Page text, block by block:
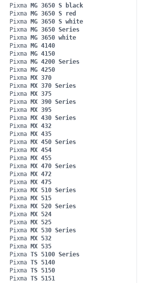
Pixma MG 3650 S black
Pixma MG 3650 S red
Pixma MG 3650 S white
Pixma MG 3650 Series
Pixma MG 3650 white
Pixma MG 4140
Pixma MG 4150
Pixma MG 4200 Series
Pixma MG 4250
Pixma MX 370
Pixma MX 370 Series
Pixma MX 375
Pixma MX 390 Series
Pixma MX 395
Pixma MX 430 Series
Pixma MX 432
Pixma MX 435
Pixma MX 450 Series
Pixma MX 454
Pixma MX 455
Pixma MX 470 Series
Pixma MX 472
Pixma MX 475
Pixma MX 510 Series
Pixma MX 515
Pixma MX 520 Series
Pixma MX 524
Pixma MX 525
Pixma MX 530 Series
Pixma MX 532
Pixma MX 535
Pixma TS 5100 Series
Pixma TS 5140
Pixma TS 5150
Pixma TS 5151